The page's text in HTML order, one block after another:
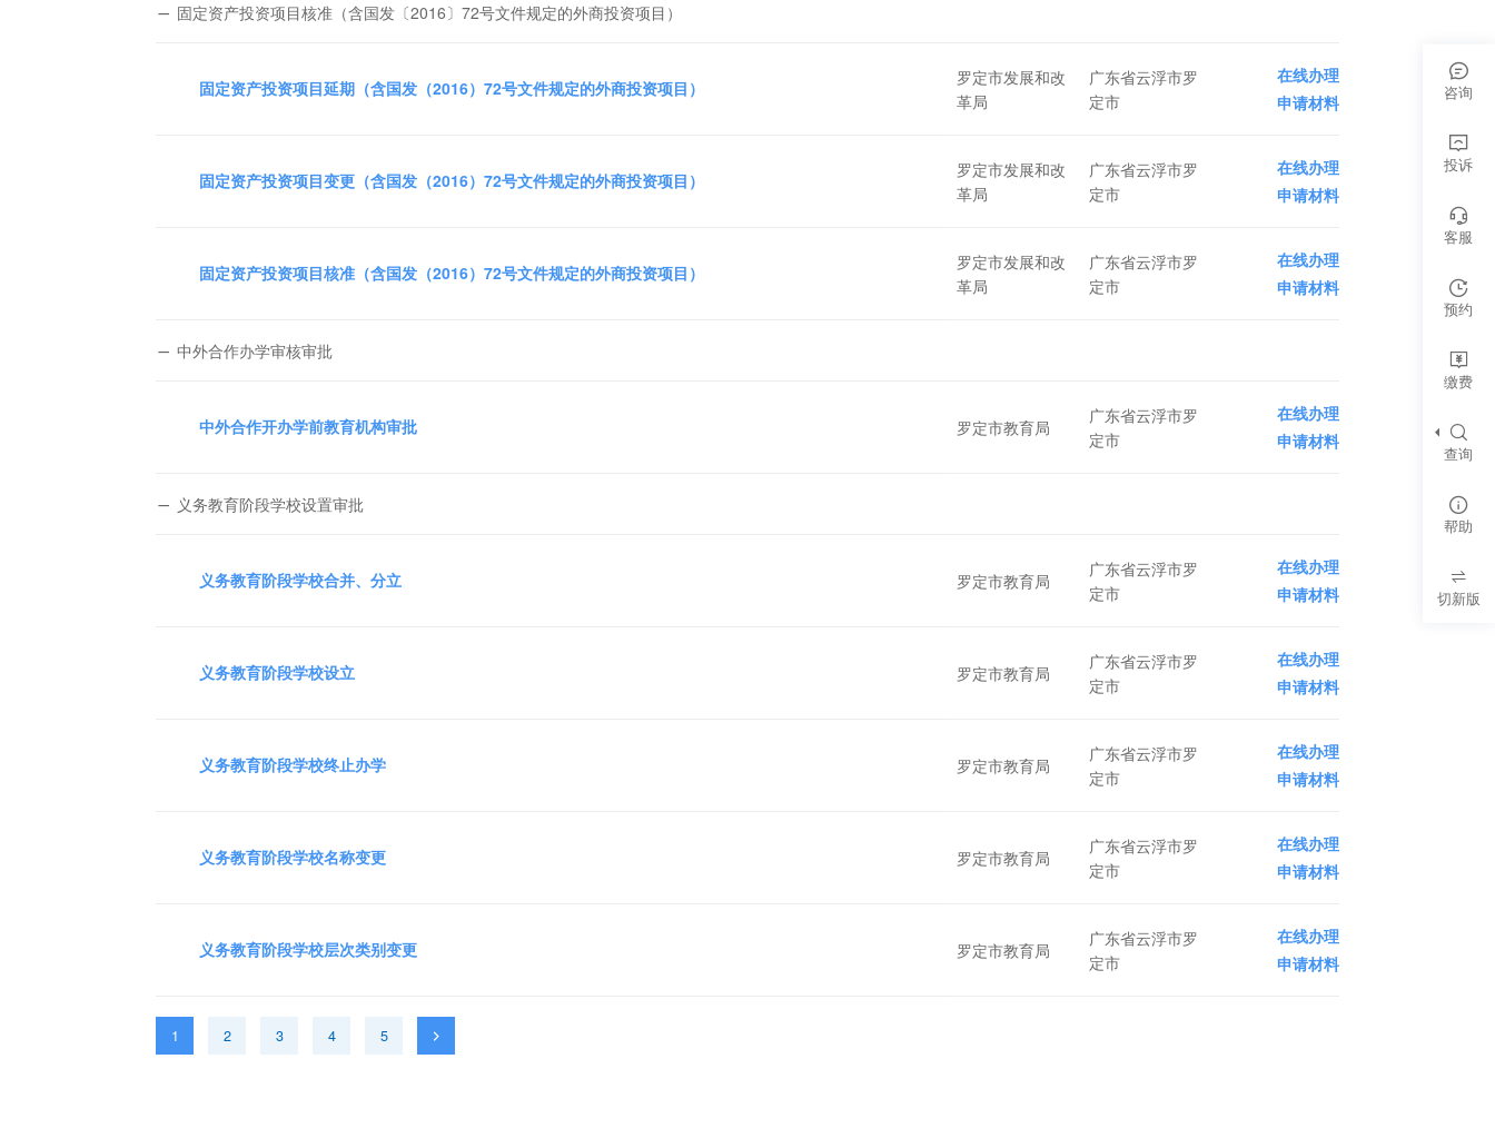
固定资产投资项目核准（含国发〔2016〕72号文件规定的外商投资项目）
固定资产投资项目延期（含国发（2016）72号文件规定的外商投资项目）
罗定市发展和改
革局
广东省云浮市罗
定市
在线办理
申请材料
固定资产投资项目变更（含国发（2016）72号文件规定的外商投资项目）
罗定市发展和改
革局
广东省云浮市罗
定市
在线办理
申请材料
固定资产投资项目核准（含国发（2016）72号文件规定的外商投资项目）
罗定市发展和改
革局
广东省云浮市罗
定市
在线办理
申请材料
中外合作办学审核审批
中外合作开办学前教育机构审批 罗定市教育局
广东省云浮市罗
定市
在线办理
申请材料
义务教育阶段学校设置审批
义务教育阶段学校合并、分立 罗定市教育局
广东省云浮市罗
定市
在线办理
申请材料
义务教育阶段学校设立 罗定市教育局
广东省云浮市罗
定市
在线办理
申请材料
义务教育阶段学校终止办学 罗定市教育局
广东省云浮市罗
定市
在线办理
申请材料
义务教育阶段学校名称变更 罗定市教育局
广东省云浮市罗
定市
在线办理
申请材料
义务教育阶段学校层次类别变更 罗定市教育局
广东省云浮市罗
定市
在线办理
申请材料
1 2 3 4 5
咨询
投诉
客服
预约
缴费
查询
帮助
切新版